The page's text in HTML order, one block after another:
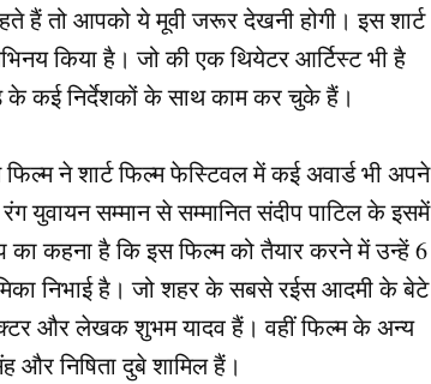
हैं तो आपको ये मूवी जरूर देखनी होगी। इस शार्ट
किया है। जो की एक थियेटर आर्टिस्ट भी है
के कई निर्देशकों के साथ काम कर चुके हैं।
ने शार्ट फिल्म फेस्टिवल में कई अवार्ड भी अपने
युवायन सम्मान से सम्मानित संदीप पाटिल के इसमें
का कहना है कि इस फिल्म को तैयार करने में उन्हें 6
निभाई है। जो शहर के सबसे रईस आदमी के बेटे
और लेखक शुभम यादव हैं। वहीं फिल्म के अन्य
और निषिता दुबे शामिल हैं।